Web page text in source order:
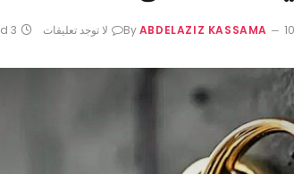
ByABDELAZIZ KASSAMA لا توجد تعليقات 3 Mins Read